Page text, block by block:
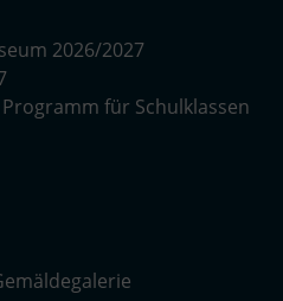
2026/2027
für Schulklassen